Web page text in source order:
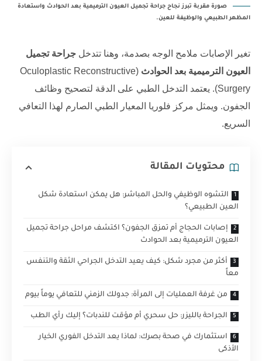
صورة مقربة تبرز نجاح جراحة تجميل العيون الترميمية بعد الحوادث واستعادة
المظهر الطبيعي والوظيفة للعين.
تغير الإصابات ملامح الوجه بصدمة، وهنا تتدخل جراحة تجميل
العيون الترميمية بعد الحوادث (Oculoplastic Reconstructive
Surgery). يعتمد التدخل الطبي على الدقة لتصحيح وظائف
الجفون. ويمثل مركز فلوريا المعيار الطبي الصارم لهذا التعافي
السريع.
محتويات المقالة
التشوه الوظيفي والحل المباشر: هل يمكن استعادة شكل
العين الطبيعي؟
إصابات الحجاج أم تمزق الجفون؟ اكتشف مراحل جراحة تجميل
العيون الترميمية بعد الحوادث
أكثر من مجرد شكل: كيف يعيد التدخل الجراحي الثقة والتنفس
معاً
من غرفة العمليات إلى المرآة: جدولك الزمني للتعافي يوماً بيوم
الجراحة بالليزر: حل سحري أم مؤقت للندبات؟ إليك رأي الطب
استثمارك في صحة بصرك: لماذا يعد التدخل الفوري الخيار
الأذكى